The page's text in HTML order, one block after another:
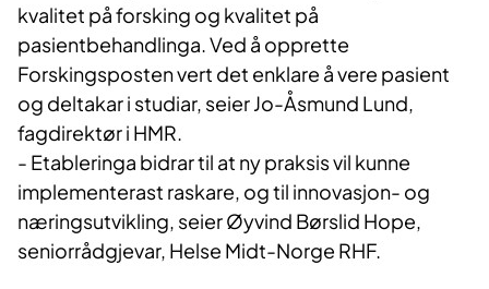
kvalitet på forsking og kvalitet på
pasientbehandlinga. Ved å opprette
Forskingsposten vert det enklare å vere pasient
og deltakar i studiar, seier Jo-Åsmund Lund,
fagdirektør i HMR.
- Etableringa bidrar til at ny praksis vil kunne
implementerast raskare, og til innovasjon- og
næringsutvikling, seier Øyvind Børslid Hope,
seniorrådgjevar, Helse Midt-Norge RHF.